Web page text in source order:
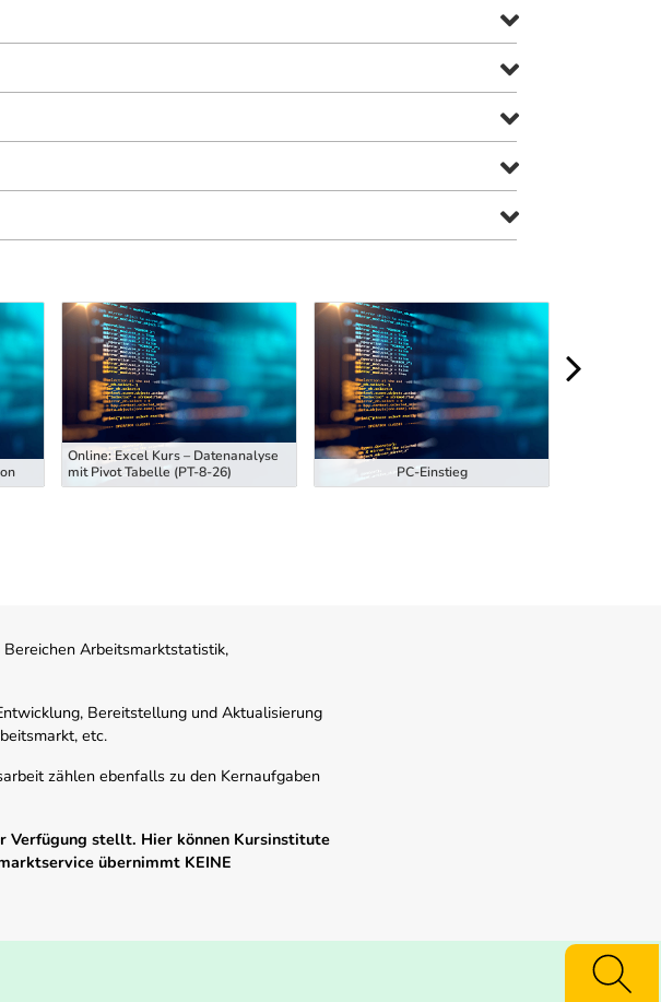
Online: Excel Kurs – Datenanalyse
mit Pivot Tabelle (PT-8-26)
PC-Einstieg
Arbeitsmarktstatistik,
Bereitstellung und Aktualisierung
etc.
zählen ebenfalls zu den Kernaufgaben
Verfügung stellt. Hier können Kursinstitute
übernimmt KEINE